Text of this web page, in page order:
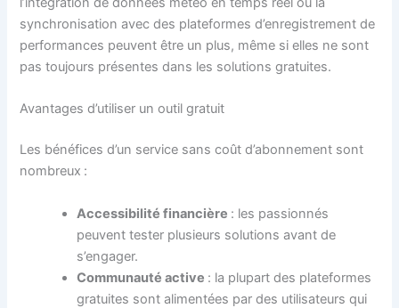
synchronisation avec des plateformes d’enregistrement de
performances peuvent être un plus, même si elles ne sont
pas toujours présentes dans les solutions gratuites.
Avantages d’utiliser un outil gratuit
Les bénéfices d’un service sans coût d’abonnement sont
nombreux :
Accessibilité financière : les passionnés
peuvent tester plusieurs solutions avant de
s’engager.
Communauté active : la plupart des plateformes
gratuites sont alimentées par des utilisateurs qui